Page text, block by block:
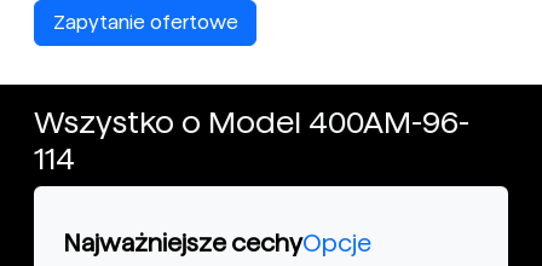
Zapytanie ofertowe
Wszystko o Model 400AM-96-
114
Najważniejsze cechyOpcje